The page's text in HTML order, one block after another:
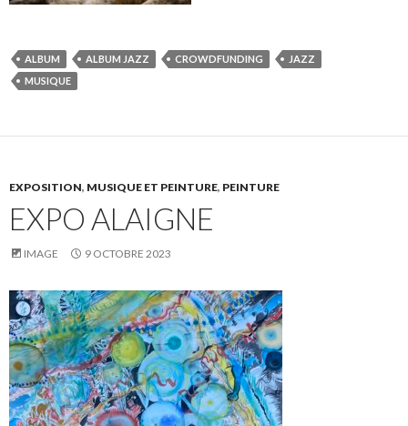
ALBUM ALBUM JAZZ CROWDFUNDING
JAZZ
MUSIQUE
EXPOSITION, MUSIQUE ET PEINTURE, PEINTURE
EXPO ALAIGNE
IMAGE 9 OCTOBRE 2023